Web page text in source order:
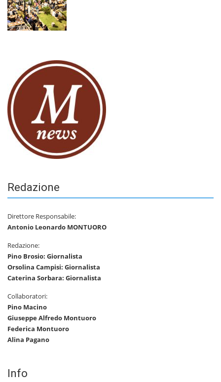
Redazione
Direttore Responsabile:
Antonio Leonardo MONTUORO
Redazione:
Pino Brosio: Giornalista
Orsolina Campisi: Giornalista
Caterina Sorbara: Giornalista
Collaboratori:
Pino Macino
Giuseppe Alfredo Montuoro
Federica Montuoro
Alina Pagano
Info